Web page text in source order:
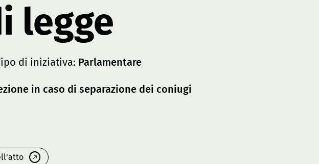
legge
di iniziativa: Parlamentare
in caso di separazione dei coniugi